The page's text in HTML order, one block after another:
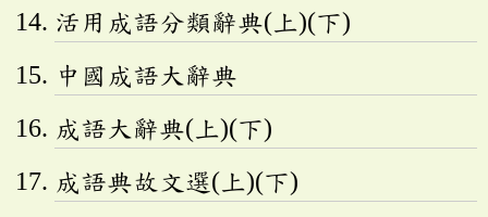
活用成語分類辭典(上)(下)
中國成語大辭典
成語大辭典(上)(下)
成語典故文選(上)(下)